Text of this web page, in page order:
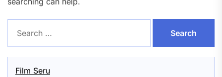
for:
Film Seru